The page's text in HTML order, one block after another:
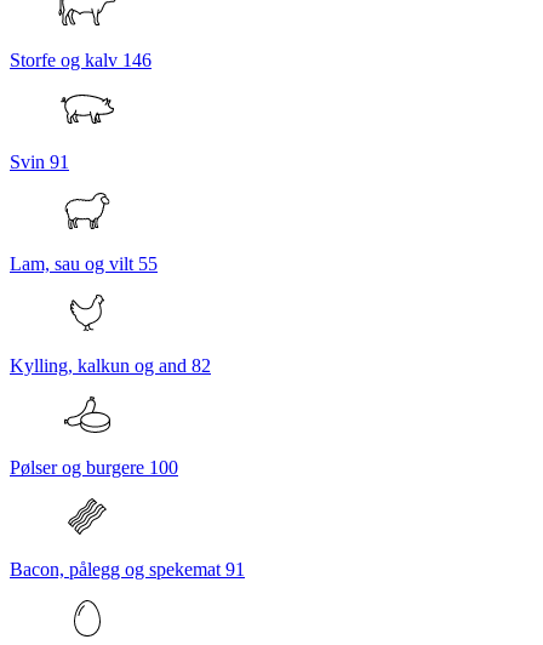
Storfe og kalv 146
Svin 91
Lam, sau og vilt 55
Kylling, kalkun og and 82
Pølser og burgere 100
Bacon, pålegg og spekemat 91